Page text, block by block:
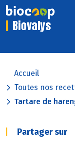
Biovalys
Accueil
Toutes nos
Tartare de
Partager sur